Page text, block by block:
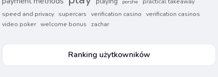
porshe
speed and privacy
supercars verification casino
verification casinos
video poker welcome bonus zachar
Ranking użytkowników